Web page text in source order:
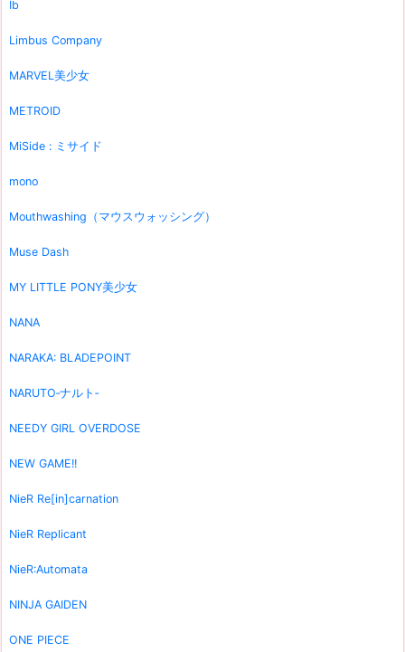
Ib
Limbus Company
MARVEL美少女
METROID
MiSide : ミサイド
mono
Mouthwashing（マウスウォッシング）
Muse Dash
MY LITTLE PONY美少女
NANA
NARAKA: BLADEPOINT
NARUTO‐ナルト‐
NEEDY GIRL OVERDOSE
NEW GAME!!
NieR Re[in]carnation
NieR Replicant
NieR:Automata
NINJA GAIDEN
ONE PIECE